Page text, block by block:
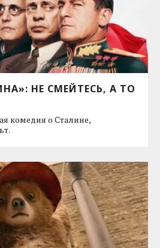
НЕ СМЕЙТЕСЬ, А ТО
комедия о Сталине,